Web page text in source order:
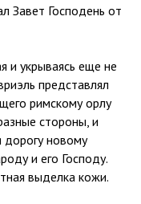
Завет Господень от
и укрываясь еще не
представлял
римскому орлу
стороны, и
дорогу новому
и его Господу.
выделка кожи.